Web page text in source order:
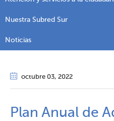
Nuestra Subred Sur
Noticias
octubre 03, 2022
Plan Anual de